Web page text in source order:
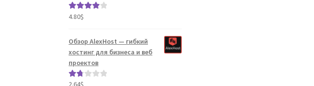
Оценка
4.80$
Обзор AlexHost — гибкий
хостинг для бизнеса и веб
проектов
Оце
2.64$